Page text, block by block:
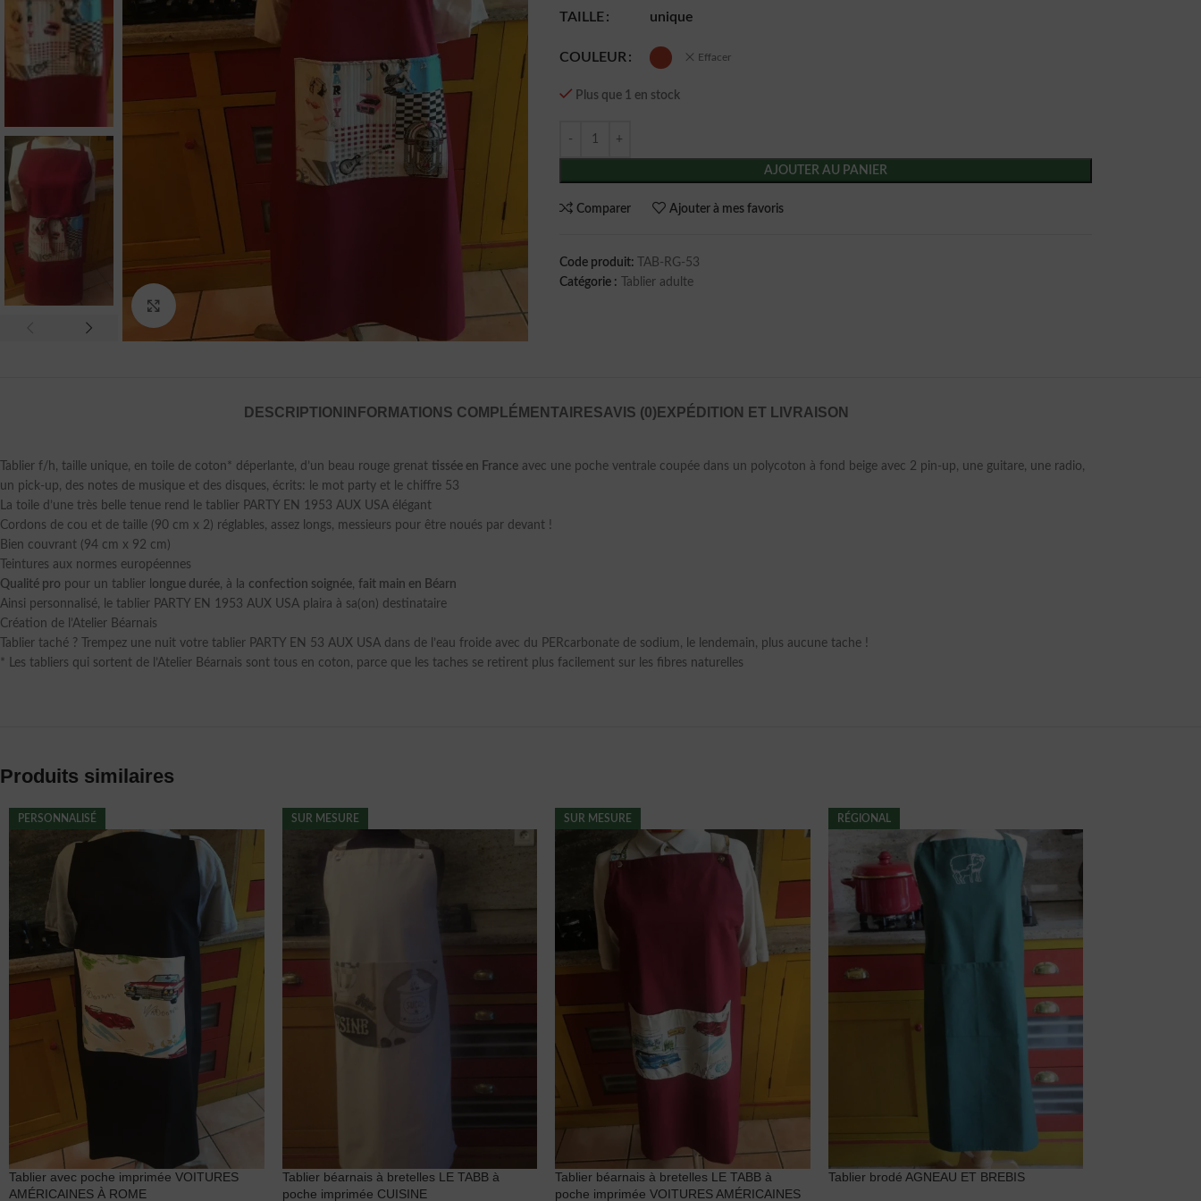
Agrandir
TAILLE unique
COULEUR Effacer
Plus que 1 en stock
AJOUTER AU PANIER
Comparer Ajouter à mes favoris
Code produit:
TAB-RG-53
Catégorie :
Tablier adulte
DESCRIPTION INFORMATIONS COMPLÉMENTAIRESAVIS (0) EXPÉDITION ET LIVRAISON
Tablier f/h, taille unique, en toile de coton* déperlante, d’un beau rouge grenat tissée en France avec une poche ventrale coupée dans un polycoton à fond beige avec 2 pin-up, une guitare, une radio,
un pick-up, des notes de musique et des disques, écrits: le mot party et le chiffre 53
La toile d’une très belle tenue rend le tablier PARTY EN 1953 AUX USA élégant
Cordons de cou et de taille (90 cm x 2) réglables, assez longs, messieurs pour être noués par devant !
Bien couvrant (94 cm x 92 cm)
Teintures aux normes européennes
Qualité pro pour un tablier l ongue durée, à la confection soignée, fait main en Béarn
Ainsi personnalisé, le tablier PARTY EN 1953 AUX USA plaira à sa(on) destinataire
Création de l’Atelier Béarnais
Tablier taché ? Trempez une nuit votre tablier PARTY EN 53 AUX USA dans de l’eau froide avec du PERcarbonate de sodium, le lendemain, plus aucune tache !
* Les tabliers qui sortent de l’Atelier Béarnais sont tous en coton, parce que les taches se retirent plus facilement sur les fibres naturelles
Produits similaires
PERSONNALISÉ
Tablier avec poche imprimée VOITURES
AMÉRICAINES À ROME
SUR MESURE
Tablier béarnais à bretelles LE TABB à
poche imprimée CUISINE
SUR MESURE
Tablier béarnais à bretelles LE TABB à
poche imprimée VOITURES AMÉRICAINES
RÉGIONAL
Tablier brodé AGNEAU ET BREBIS